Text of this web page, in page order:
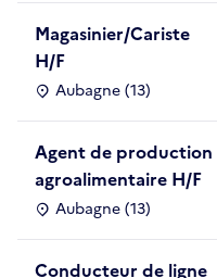
Magasinier/Cariste
H/F
Aubagne (13)
Agent de production
agroalimentaire H/F
Aubagne (13)
Conducteur de ligne